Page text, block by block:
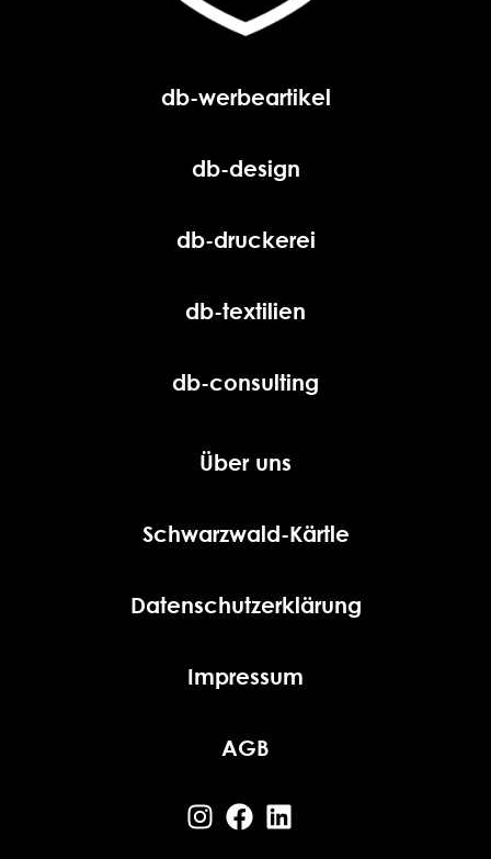
db-werbeartikel
db-design
db-druckerei
db-textilien
db-consulting
Über uns
Schwarzwald-Kärtle
Datenschutzerklärung
Impressum
AGB